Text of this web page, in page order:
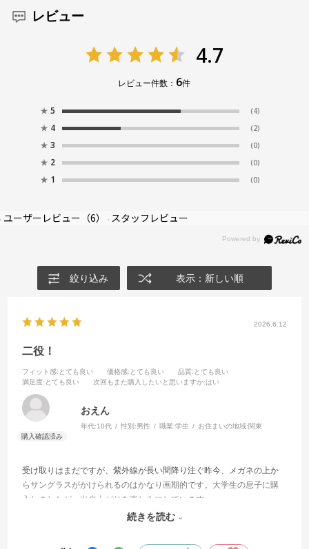
レビュー
4.7
レビュー件数： 6件
★ 5 (4)
★ 4 (2)
★ 3 (0)
★ 2 (0)
★ 1 (0)
ユーザーレビュー （6） スタッフレビュー
絞り込み 表示：新しい順
2026.6.12
二役！
フィット感:とても良い 価格感:とても良い 品質:とても良い
満足度:とても良い 次回もまた購入したいと思いますか:はい
おえん
年代:10代 性別:男性 職業:学生 お住まいの地域:関東
受け取りはまだですが、紫外線が長い間降り注ぐ昨今、メガネの上か
らサングラスがかけられるのはかなり画期的です。大学生の息子に購
入しましたが、出来上がりを楽しみにしています。
店舗の方も息子相手にたくさんの相談に乗っていただき、気持ちよく
続きを読む